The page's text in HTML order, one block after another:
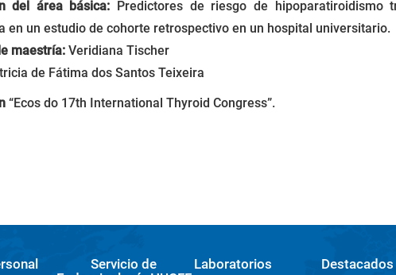
del área básica: Predictores de riesgo de hipoparatiroidismo
en un estudio de cohorte retrospectivo en un hospital universitario.
maestría:Veridiana Tischer
de Fátima dos Santos Teixeira
“Ecos do 17th International Thyroid Congress”.
Servicio de
Laboratorios Destacados